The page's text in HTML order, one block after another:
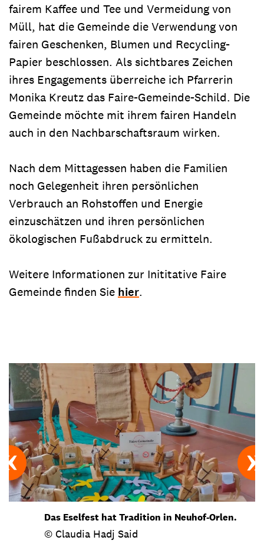
fairem Kaffee und Tee und Vermeidung von
Müll, hat die Gemeinde die Verwendung von
fairen Geschenken, Blumen und Recycling-
Papier beschlossen. Als sichtbares Zeichen
ihres Engagements überreiche ich Pfarrerin
Monika Kreutz das Faire-Gemeinde-Schild. Die
Gemeinde möchte mit ihrem fairen Handeln
auch in den Nachbarschaftsraum wirken.
Nach dem Mittagessen haben die Familien
noch Gelegenheit ihren persönlichen
Verbrauch an Rohstoffen und Energie
einzuschätzen und ihren persönlichen
ökologischen Fußabdruck zu ermitteln.
Weitere Informationen zur Inititative Faire
Gemeinde finden Sie hier.
Das Eselfest hat Tradition in Neuhof-Orlen.
© Claudia Hadj Said